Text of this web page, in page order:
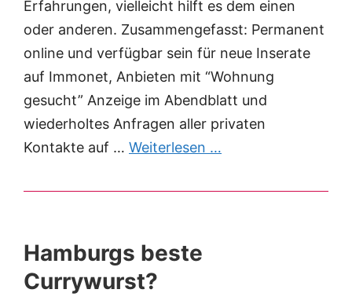
Erfahrungen, vielleicht hilft es dem einen
oder anderen. Zusammengefasst: Permanent
online und verfügbar sein für neue Inserate
auf Immonet, Anbieten mit “Wohnung
gesucht” Anzeige im Abendblatt und
wiederholtes Anfragen aller privaten
Kontakte auf … Weiterlesen …
Hamburgs beste
Currywurst?